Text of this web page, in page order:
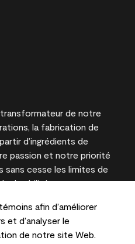
afin d’améliorer
et d’analyser le
de notre site Web.
de notre
la fabrication de
d’ingrédients de
passion et notre priorité
sans cesse les limites de
durabilité pour